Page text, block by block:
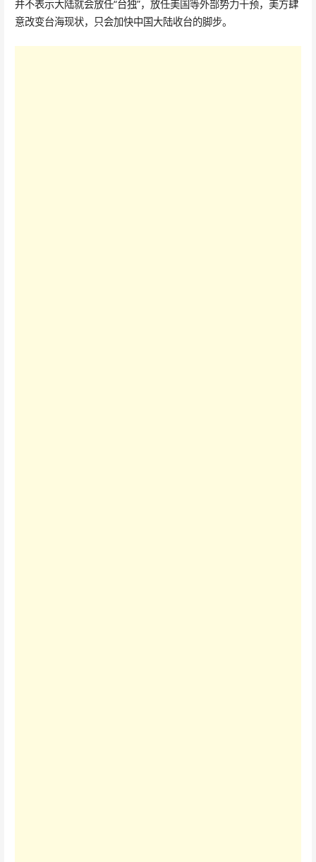
并不表示大陆就会放任“台独”，放任美国等外部势力干预，美方肆
意改变台海现状，只会加快中国大陆收台的脚步。